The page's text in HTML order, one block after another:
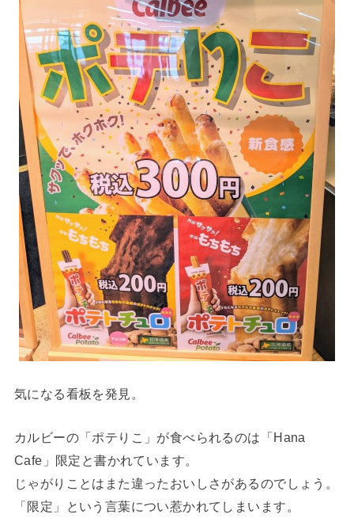
気になる看板を発見。
カルビーの「ポテりこ」が食べられるのは「Hana
Cafe」限定と書かれています。
じゃがりことはまた違ったおいしさがあるのでしょう。
「限定」という言葉につい惹かれてしまいます。